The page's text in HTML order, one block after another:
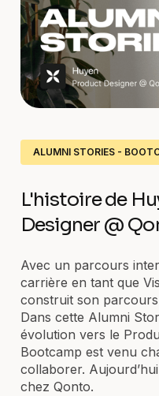
ALUMNI STORIES -
L'histoire de
Designer @
Avec un parcours
carrière en tant que
construit son
Dans cette Alumni
évolution vers le
Bootcamp est venu
collaborer.
chez Qonto.